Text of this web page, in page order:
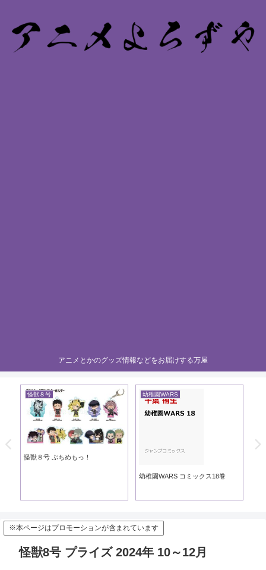
アニメとかのグッズ情報などをお届けする万屋
黄泉のツガイ
黄泉のツガイ ウエハース
黄泉のツガイ
※本ページはプロモーションが含まれています
怪獣8号 プライズ 2024年 10～12月